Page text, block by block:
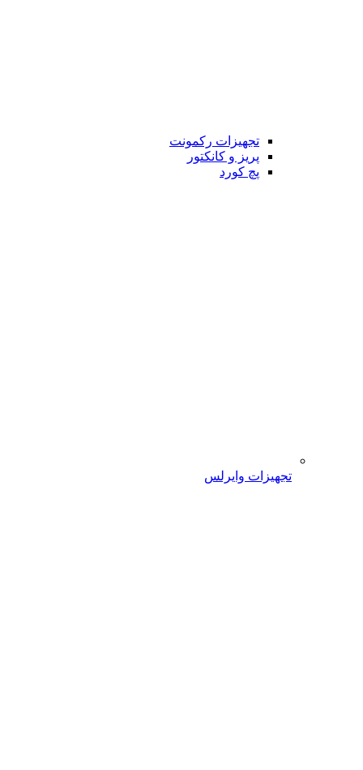
تجهیزات رکمونت
پریز و کانکتور
پچ کورد
تجهیزات وایرلس